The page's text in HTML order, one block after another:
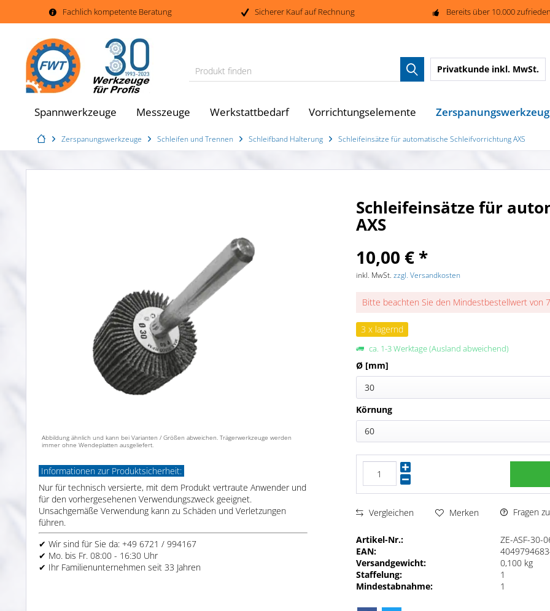
Fachlich kompetente Beratung Sicherer Kauf auf Rechnung Bereits über 10.000
Produkt finden Privatkunde inkl. MwSt.
Spannwerkzeuge Messzeuge Werkstattbedarf Vorrichtungselemente
Zerspanungswerkzeuge Schleifen und Trennen Schleifband Halterung Schleifeinsätze für automatische Schleifvorrichtung AXS
Abbildung ähnlich und kann bei Varianten / Größen abweichen. Trägerwerkzeuge werden
immer ohne Wendeplatten ausgeliefert.
Informationen zur Produktsicherheit:
Nur für technisch versierte, mit dem Produkt vertraute Anwender und
für den vorhergesehenen Verwendungszweck geeignet.
Unsachgemäße Verwendung kann zu Schäden und Verletzungen
führen.
✔ Wir sind für Sie da: +49 6721 / 994167
✔ Mo. bis Fr. 08:00 - 16:30 Uhr
✔ Ihr Familienunternehmen seit 33 Jahren
Schleifeinsätze für
AXS
10,00 € *
inkl. MwSt.zzgl. Versandkosten
Bitte beachten Sie den Mindestbestellwert von
3 x lagernd
ca. 1-3 Werktage (Ausland abweichend)
Ø [mm]
30
Körnung
60
Vergleichen Merken Fragen
Artikel-Nr.:
ZE-ASF-30-
EAN:
Versandgewicht:
0,100 kg
Staffelung:
1
Mindestabnahme:
1